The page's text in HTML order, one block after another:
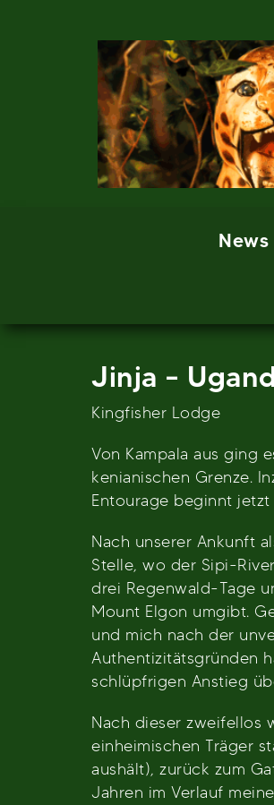
News
Jinja –
Kingfisher Lodge
Von Kampala aus ging
kenianischen Grenze.
Entourage beginnt
Nach unserer Ankunft
Stelle, wo der Sipi-
drei Regenwald-Tage
Mount Elgon umgibt.
und mich nach der
Authentizitätsgründen
schlüpfrigen Anstieg
Nach dieser zweifellos
einheimischen Träger
aushält), zurück zum
Jahren im Verlauf